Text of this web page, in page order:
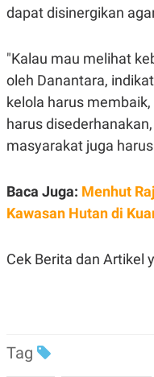
dapat disinergikan
"Kalau mau melihat
oleh Danantara,
kelola harus
harus
masyarakat juga
Baca Juga: Menhut
Kawasan Hutan di
Cek Berita dan Artikel
Tag